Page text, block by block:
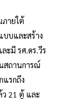
ภายใต้
บบและสร้าง
ะมี รศ.ดร.วีร
สถานการณ์
แรกถึง
21 ตู้ และ